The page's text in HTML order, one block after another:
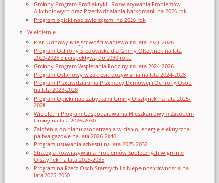
Gminny Program Profilaktyki i Rozwiązywania Problemów
Alkoholowych oraz Przeciwdziałania Narkomanii na 2026 rok
Program opieki nad zwierzętami na 2026 rok
Wieloletnie
Plan Odnowy Miejscowości Waplewo na lata 2021-2028
Program Ochrony Środowiska dla Gminy Olsztynek na lata
2023-2026 z perspektywą do 2030 roku
Gminny Program Wspierania Rodziny na lata 2024-2026
Program Osłonowy w zakresie dożywiania na lata 2024-2028
Program Przeciwdziałania Przemocy Domowej i Ochrony Osób
na lata 2023-2028
Program Opieki nad Zabytkami Gminy Olsztynek na lata 2025-
2028
Wieloletni Program Gospodarowania Mieszkaniowym Zasobem
Gminy na lata 2026-2030
Założenia do planu zaopatrzenia w ciepło, energię elektryczna i
paliwa gazowe na lata 2026-2040
Program usuwania azbestu na lata 2025-2032
Strategia Rozwiązywania Problemów Społecznych w gminie
Olsztynek na lata 2026-2035
Program na Rzecz Osób Starszych i z Niepełnosprawnością na
lata 2025-2030